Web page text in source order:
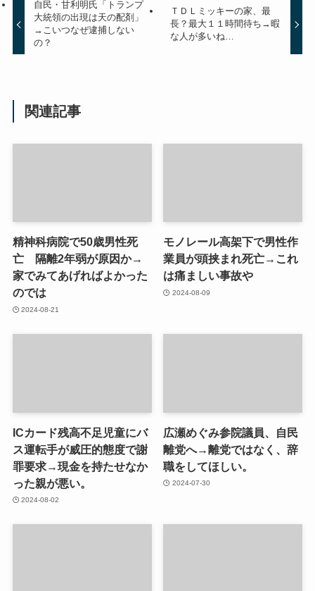
自民・甘利明氏「トランプ
大統領の出現は天の配剤」
→こいつなぜ逮捕しない
の？
ＴＤＬミッキーの家、最
長？最大１１時間待ち→暇
な人が多いね…
関連記事
精神科病院で50歳男性死
亡 隔離2年弱が原因か→
家でみてあげればよかった
のでは
2024-08-21
モノレール高架下で男性作
業員が頭挟まれ死亡→これ
は痛ましい事故や
2024-08-09
ICカード残高不足児童にバ
ス運転手が威圧的態度で謝
罪要求→現金を持たせなか
った親が悪い。
2024-08-02
広瀬めぐみ参院議員、自民
離党へ→離党ではなく、辞
職をしてほしい。
2024-07-30